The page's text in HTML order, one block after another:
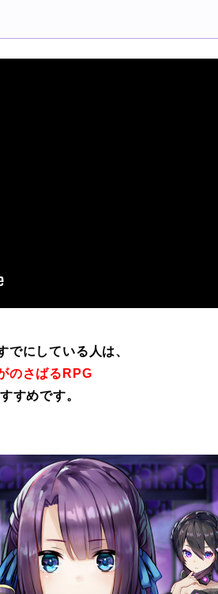
でにしている人は、
のさばるRPG
すめです。